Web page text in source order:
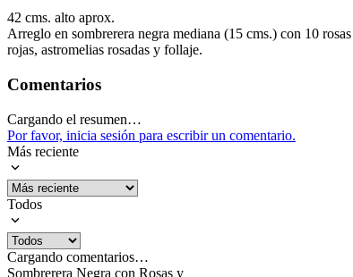
42 cms. alto aprox.
Arreglo en sombrerera negra mediana (15 cms.) con 10 rosas
rojas, astromelias rosadas y follaje.
Comentarios
Cargando el resumen…
Por favor, inicia sesión para escribir un comentario.
Más reciente
Todos
Cargando comentarios…
Sombrerera Negra con Rosas y